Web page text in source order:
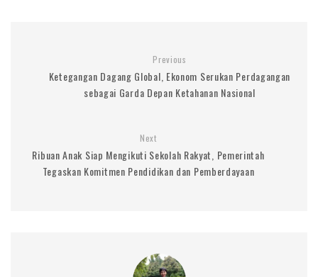
Previous
Ketegangan Dagang Global, Ekonom Serukan Perdagangan
sebagai Garda Depan Ketahanan Nasional
Next
Ribuan Anak Siap Mengikuti Sekolah Rakyat, Pemerintah
Tegaskan Komitmen Pendidikan dan Pemberdayaan